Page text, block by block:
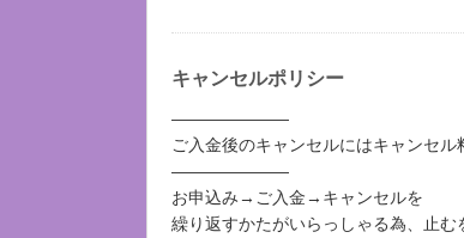
キャンセルポリシー
―――――――
ご入金後のキャンセルにはキャンセル
―――――――
お申込み→ご入金→キャンセルを
繰り返すかたがいらっしゃる為、止む